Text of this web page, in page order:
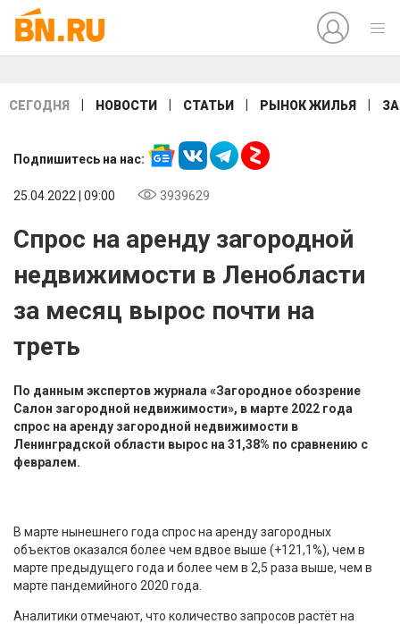
СЕГОДНЯ НОВОСТИ СТАТЬИ РЫНОК ЖИЛЬЯ
Подпишитесь на нас:
25.04.2022 | 09:00 3939629
Спрос на аренду загородной
недвижимости в Ленобласти
за месяц вырос почти на
треть
По данным экспертов журнала «Загородное обозрение
Салон загородной недвижимости», в марте 2022 года
спрос на аренду загородной недвижимости в
Ленинградской области вырос на 31,38% по сравнению с
февралем.
В марте нынешнего года спрос на аренду загородных
объектов оказался более чем вдвое выше (+121,1%), чем в
марте предыдущего года и более чем в 2,5 раза выше, чем в
марте пандемийного 2020 года.
Аналитики отмечают, что количество запросов растёт на